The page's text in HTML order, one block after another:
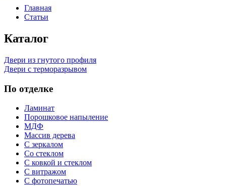
Главная
Статьи
Каталог
Двери из гнутого профиля
Двери с терморазрывом
По отделке
Ламинат
Порошковое напыление
МДФ
Массив дерева
С зеркалом
Со стеклом
С ковкой и стеклом
С витражом
С фотопечатью